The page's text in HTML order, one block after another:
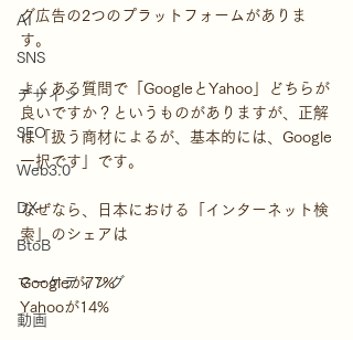
AI
SNS
デザイン
SEO
Web3.0
DX
BtoB
マーケティング
動画
グ広告の2つのプラットフォームがありま
す。
よくある質問で「GoogleとYahoo」どちらが
良いですか？というものがありますが、正解
は「扱う商材によるが、基本的には、Google
一択です」です。
なぜなら、日本における「インターネット検
索」のシェアは
Googleが77%
Yahooが14%